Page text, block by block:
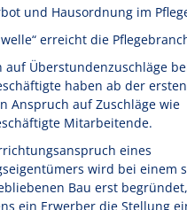
und Hausordnung im
erreicht die
auf Überstundenzuschläge
haben ab der
Anspruch auf Zuschläge wie
Mitarbeitende.
eines
wird bei einem
Bau erst
ein Erwerber die Stellung